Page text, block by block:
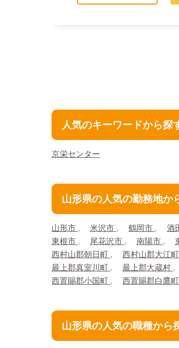
人気のキーワードから探
京栄センター
山形県の人気の勤務地か
山形市 米沢市 鶴岡市 酒
東根市
尾花沢市 南陽市
西村山郡朝日町
西村山郡大江町
最上郡真室川町
最上郡大蔵村
西置賜郡小国町
西置賜郡白鷹町
山形県の人気の職種から